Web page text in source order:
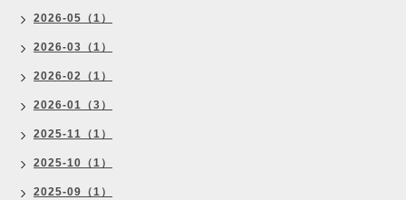
2026-05（1）
2026-03（1）
2026-02（1）
2026-01（3）
2025-11（1）
2025-10（1）
2025-09（1）